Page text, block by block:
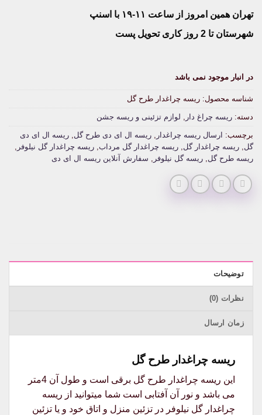
تهران همین امروز از ساعت ۱۱-۱۹ با اسنپ
شهرستان تا 2 روز کاری تحویل پست
در انبار موجود نمی باشد
شناسه محصول: ریسه چراغدار طرح گل
دسته: ریسه چراغ دار لوازم تزئینی و ریسه جشن
برچسب: ارسال ریسه چراغدار ریسه ال ای دی طرح گل ریسه ال ای دی
گل ریسه چراغدار گل ریسه چراغدار گل مرداب ریسه چراغدار گل نیلوفر
ریسه طرح گل ریسه گل نیلوفر سفارش آنلاین ریسه ال ای دی
توضیحات
نظرات (0)
زمان ارسال
ریسه چراغدار طرح گل
این ریسه چراغدار طرح گل برقی است و طول آن 4متر
می باشد و نور آن آفتابی است شما میتوانید از ریسه
چراغدار گل نیلوفر در تزئین منزل و اتاق خود و یا تزئین